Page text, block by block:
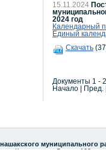
15.11.2024
2024 год
Календарный
Единый
Скачать
Документы 1 -
Начало | Пред. |
муниципального
с.Кунашак, ул. Ленина 103